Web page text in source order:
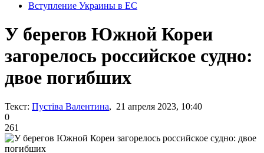
Вступление Украины в ЕС
У берегов Южной Кореи
загорелось российское судно:
двое погибших
Текст: Пустіва Валентина, 21 апреля 2023, 10:40
0
261